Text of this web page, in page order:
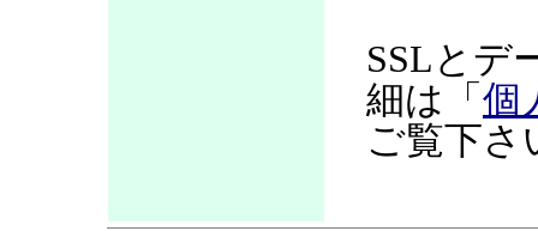
SSLとデ
細は「 個
ご覧下さ